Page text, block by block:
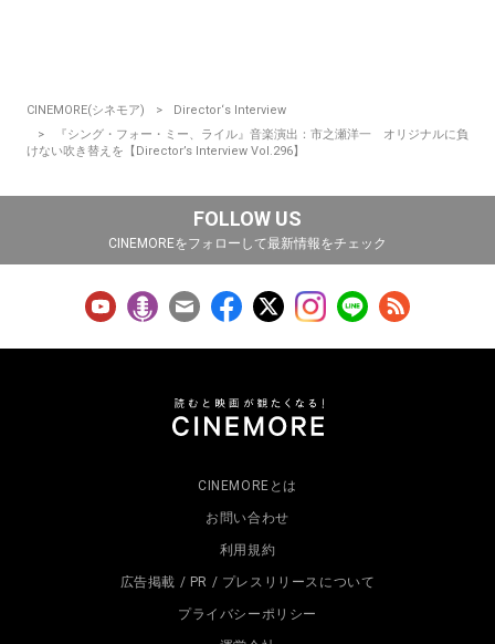
CINEMORE(シネモア)
Director‘s Interview
『シング・フォー・ミー、ライル』音楽演出：市之瀬洋一 オリジナルに負
けない吹き替えを【Director’s Interview Vol.296】
FOLLOW US
CINEMOREをフォローして最新情報をチェック
CINEMOREとは
お問い合わせ
利用規約
広告掲載 / PR / プレスリリースについて
プライバシーポリシー